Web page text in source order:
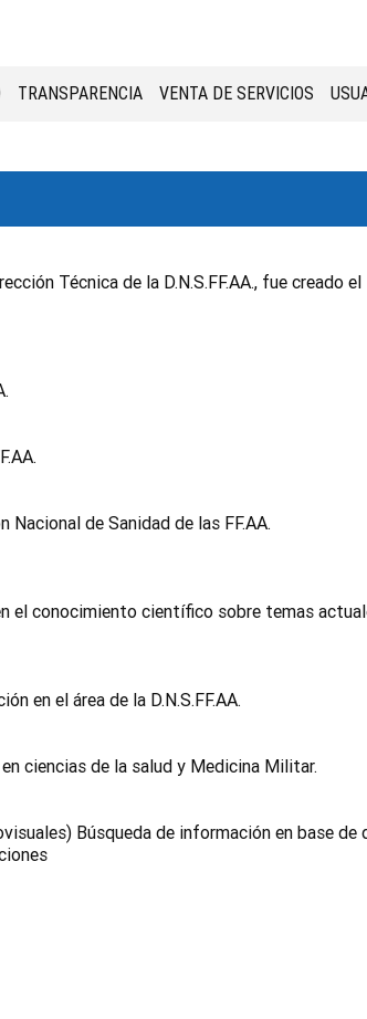
TRANSPARENCIA VENTA DE SERVICIOS
Técnica de la D.N.S.FF.AA., fue creado el
de Sanidad de las FF.AA.
el conocimiento científico sobre temas
en el área de la D.N.S.FF.AA.
ciencias de la salud y Medicina Militar.
Búsqueda de información en base de